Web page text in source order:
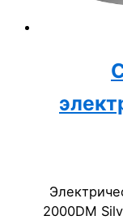
2000DM